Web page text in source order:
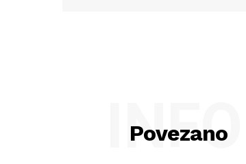
Povezano
INFO